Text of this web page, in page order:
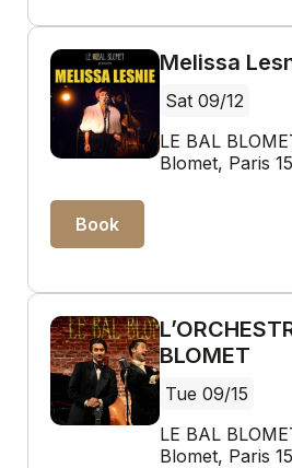
Melissa
Sat 09/12
LE BAL
Blomet, Paris
Book
BLOMET
Tue 09/15
LE BAL
Blomet, Paris